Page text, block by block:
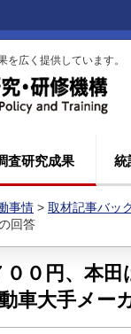
広く提供しています。
査研究成果 統
事情 > 取材記事バッ
回答
００円、本
車大手メー